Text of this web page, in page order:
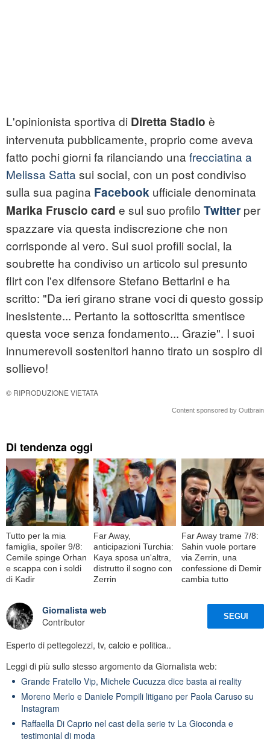
L'opinionista sportiva di Diretta Stadio è
intervenuta pubblicamente, proprio come aveva
fatto pochi giorni fa rilanciando una frecciatina a
Melissa Satta sui social, con un post condiviso
sulla sua pagina Facebook ufficiale denominata
Marika Fruscio card e sul suo profilo Twitter per
spazzare via questa indiscrezione che non
corrisponde al vero. Sui suoi profili social, la
soubrette ha condiviso un articolo sul presunto
flirt con l'ex difensore Stefano Bettarini e ha
scritto: "Da ieri girano strane voci di questo gossip
inesistente... Pertanto la sottoscritta smentisce
questa voce senza fondamento... Grazie". I suoi
innumerevoli sostenitori hanno tirato un sospiro di
sollievo!
© RIPRODUZIONE VIETATA
Content sponsored by Outbrain
Di tendenza oggi
Tutto per la mia
famiglia, spoiler 9/8:
Cemile spinge Orhan
e scappa con i soldi
di Kadir
Far Away,
anticipazioni Turchia:
Kaya sposa un'altra,
distrutto il sogno con
Zerrin
Far Away trame 7/8:
Sahin vuole portare
via Zerrin, una
confessione di Demir
cambia tutto
Giornalista web
Contributor
SEGUI
Esperto di pettegolezzi, tv, calcio e politica..
Leggi di più sullo stesso argomento da Giornalista web:
Grande Fratello Vip, Michele Cucuzza dice basta ai reality
Moreno Merlo e Daniele Pompili litigano per Paola Caruso su
Instagram
Raffaella Di Caprio nel cast della serie tv La Gioconda e
testimonial di moda